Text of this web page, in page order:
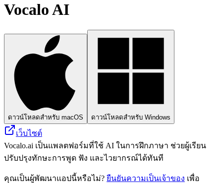
Vocalo AI
ดาวน์โหลดสำหรับ macOS ดาวน์โหลดสำหรับ Windows
เว็บไซต์
Vocalo.ai เป็นแพลตฟอร์มที่ใช้ AI ในการฝึกภาษา ช่วยผู้เรียน
ปรับปรุงทักษะการพูด ฟัง และไวยากรณ์ได้ทันที
คุณเป็นผู้พัฒนาแอปนี้หรือไม่? ยืนยันความเป็นเจ้าของ เพื่อ